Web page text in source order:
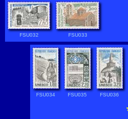
FSU032 FSU033
FSU034 FSU035 FSU036